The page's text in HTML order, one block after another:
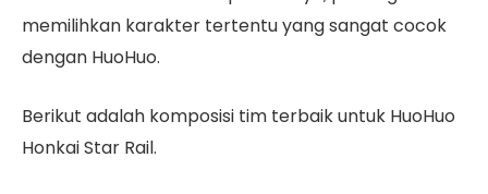
memilihkan karakter tertentu yang sangat cocok
dengan HuoHuo.
Berikut adalah komposisi tim terbaik untuk HuoHuo
Honkai Star Rail.